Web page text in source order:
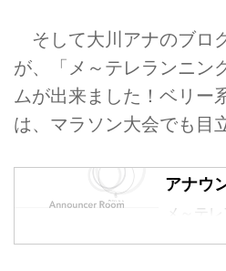
そして大川アナのブロ
が、「メ～テレランニン
ムが出来ました！ベリー
は、マラソン大会でも目
アナウ
メ～テ
ールペ